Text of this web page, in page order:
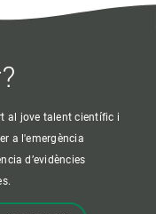
al jove talent científic i
a l'emergència
d’evidències